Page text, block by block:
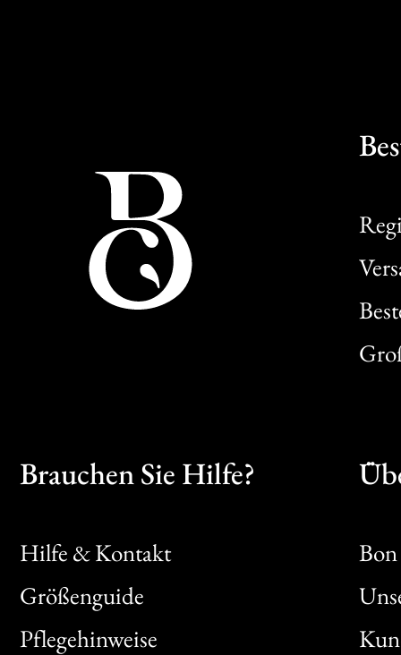
Brauchen Sie Hilfe?
Hilfe & Kontakt
Größenguide
Pflegehinweise
Bon